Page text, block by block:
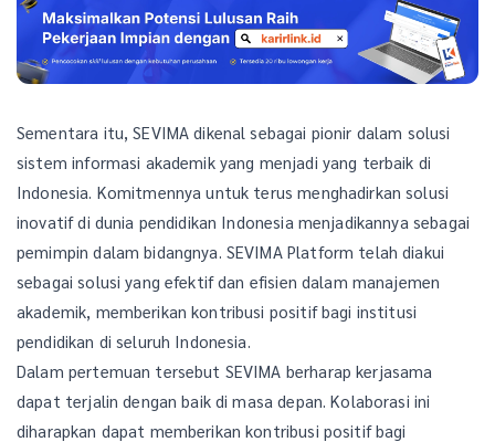
Sementara itu, SEVIMA dikenal sebagai pionir dalam solusi
sistem informasi akademik yang menjadi yang terbaik di
Indonesia. Komitmennya untuk terus menghadirkan solusi
inovatif di dunia pendidikan Indonesia menjadikannya sebagai
pemimpin dalam bidangnya. SEVIMA Platform telah diakui
sebagai solusi yang efektif dan efisien dalam manajemen
akademik, memberikan kontribusi positif bagi institusi
pendidikan di seluruh Indonesia.
Dalam pertemuan tersebut SEVIMA berharap kerjasama
dapat terjalin dengan baik di masa depan. Kolaborasi ini
diharapkan dapat memberikan kontribusi positif bagi